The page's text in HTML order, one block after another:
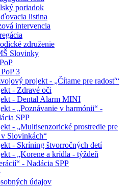
poriadok
listina
intervencia
združenie
Slovinky
3
projekt - „Čítame pre radosť“
- Zdravé oči
- Dental Alarm MINI
- „Poznávanie v harmónii“ -
SPP
- „Multisenzorické prostredie pre
Slovinkách“
- Skríning štvorročných detí
- „Korene a krídla - týždeň
- Nadácia SPP
údajov